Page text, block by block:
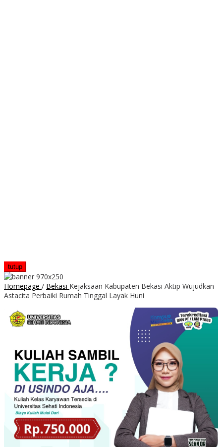
tutup
Homepage / Bekasi Kejaksaan Kabupaten Bekasi Aktip Wujudkan
Astacita Perbaiki Rumah Tinggal Layak Huni